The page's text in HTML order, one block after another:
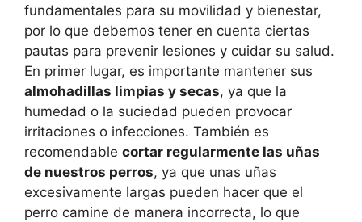
fundamentales para su movilidad y bienestar,
por lo que debemos tener en cuenta ciertas
pautas para prevenir lesiones y cuidar su salud.
En primer lugar, es importante mantener sus
almohadillas limpias y secas, ya que la
humedad o la suciedad pueden provocar
irritaciones o infecciones. También es
recomendable cortar regularmente las uñas
de nuestros perros, ya que unas uñas
excesivamente largas pueden hacer que el
perro camine de manera incorrecta, lo que